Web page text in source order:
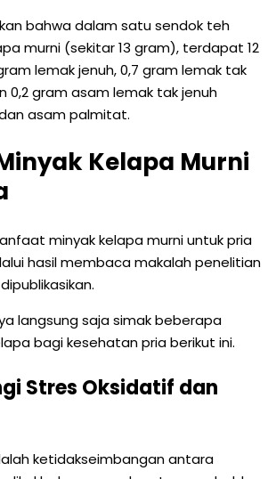
bahwa dalam satu sendok teh
murni (sekitar 13 gram), terdapat 12
lemak jenuh, 0,7 gram lemak tak
0,2 gram asam lemak tak jenuh
asam palmitat.
Kelapa Murni
minyak kelapa murni untuk pria
hasil membaca makalah penelitian
langsung saja simak beberapa
bagi kesehatan pria berikut ini.
Stres Oksidatif dan
ketidakseimbangan antara